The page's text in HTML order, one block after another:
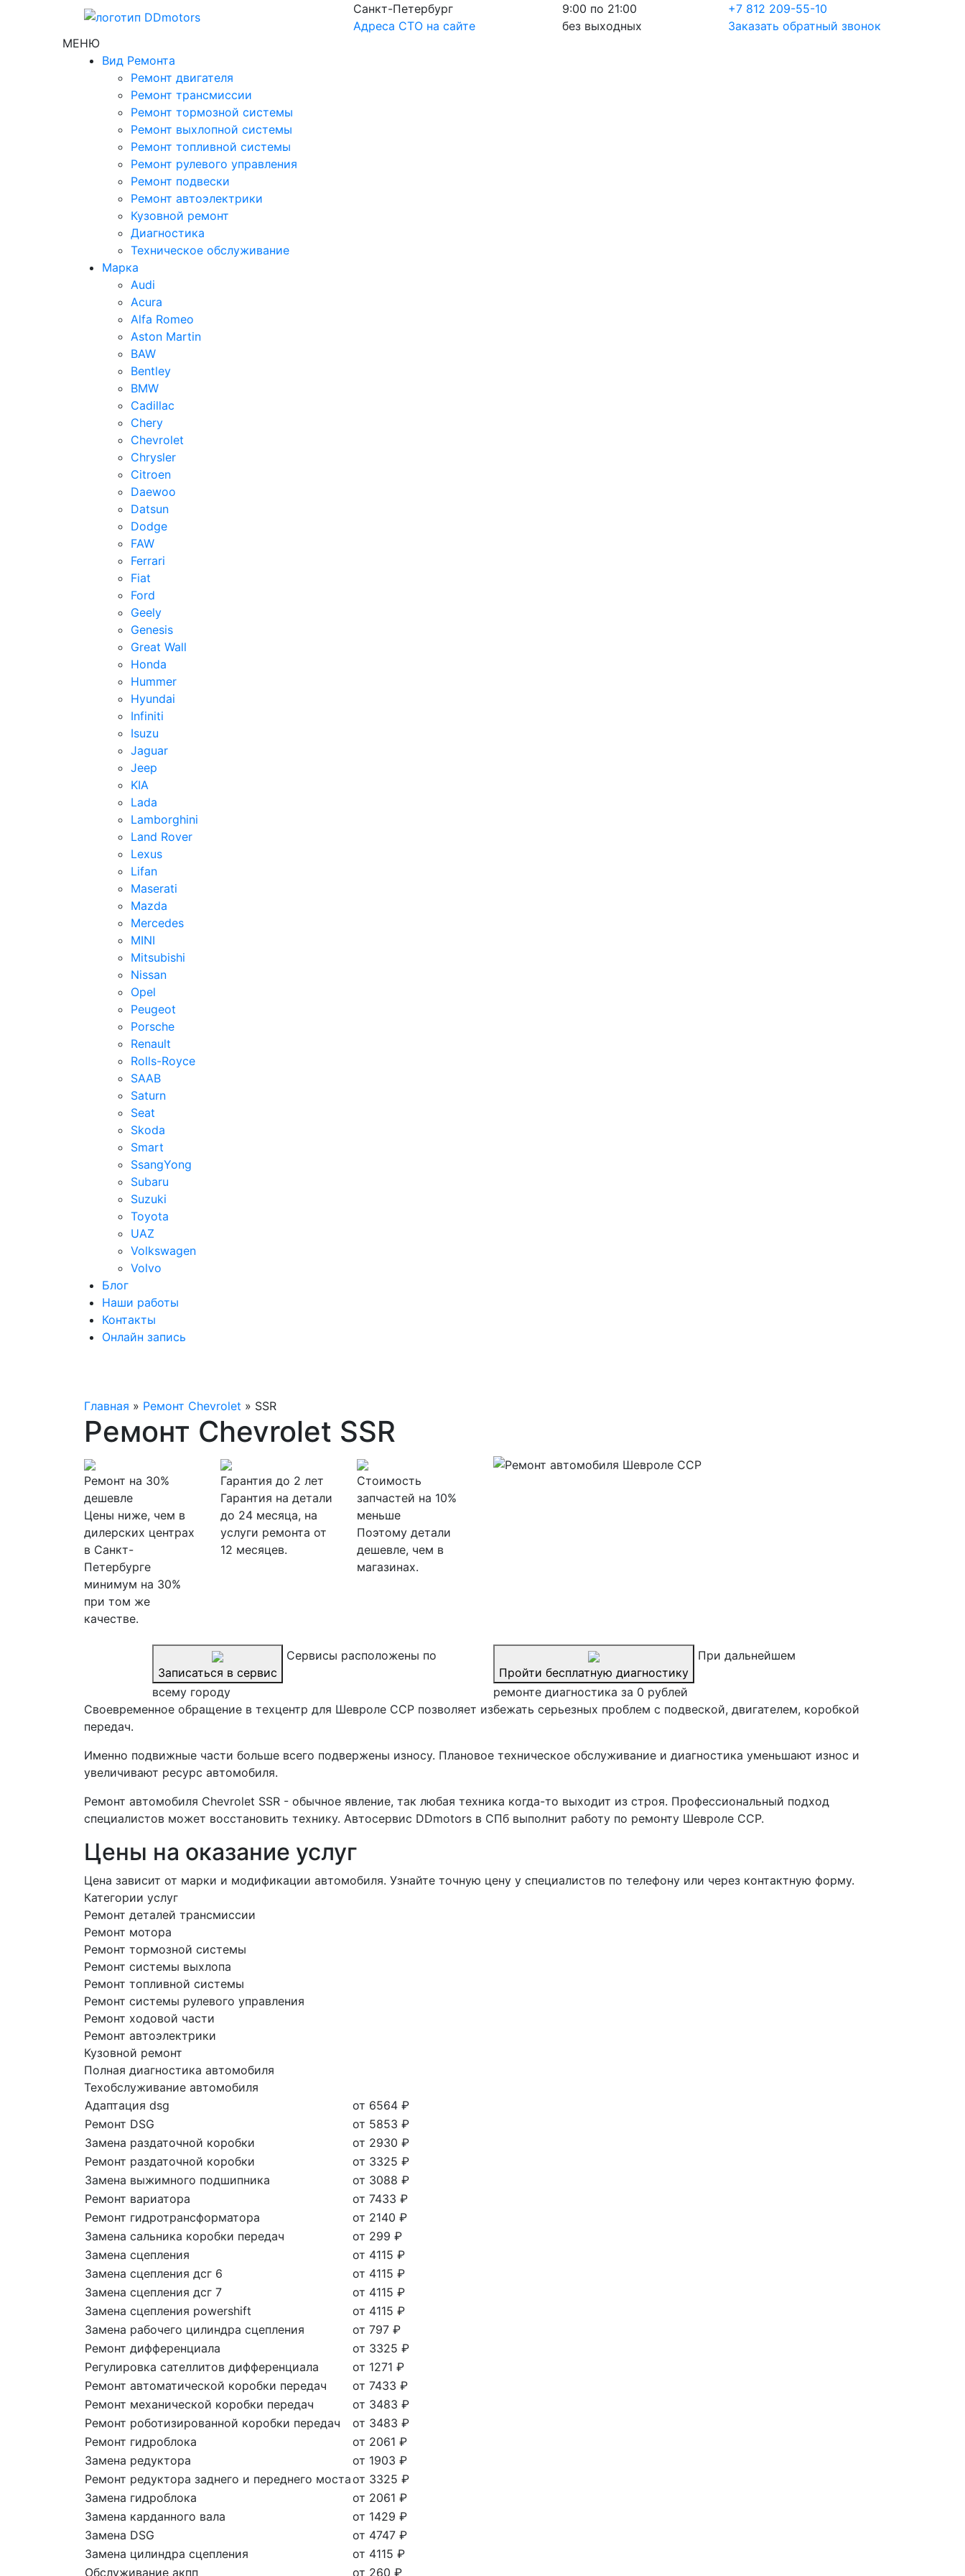
Санкт-Петербург
Адреса СТО на сайте
9:00 по 21:00
без выходных
+7 812 209-55-10
Заказать обратный звонок
МЕНЮ
Вид Ремонта
Ремонт двигателя
Ремонт трансмиссии
Ремонт тормозной системы
Ремонт выхлопной системы
Ремонт топливной системы
Ремонт рулевого управления
Ремонт подвески
Ремонт автоэлектрики
Кузовной ремонт
Диагностика
Техническое обслуживание
Марка
Audi
Acura
Alfa Romeo
Aston Martin
BAW
Bentley
BMW
Cadillac
Chery
Chevrolet
Chrysler
Citroen
Daewoo
Datsun
Dodge
FAW
Ferrari
Fiat
Ford
Geely
Genesis
Great Wall
Honda
Hummer
Hyundai
Infiniti
Isuzu
Jaguar
Jeep
KIA
Lada
Lamborghini
Land Rover
Lexus
Lifan
Maserati
Mazda
Mercedes
MINI
Mitsubishi
Nissan
Opel
Peugeot
Porsche
Renault
Rolls-Royce
SAAB
Saturn
Seat
Skoda
Smart
SsangYong
Subaru
Suzuki
Toyota
UAZ
Volkswagen
Volvo
Блог
Наши работы
Контакты
Онлайн запись
Главная » Ремонт Chevrolet » SSR
Ремонт Chevrolet SSR
Ремонт на 30%
дешевле
Цены ниже, чем в
дилерских центрах
в Санкт-
Петербурге
минимум на 30%
при том же
качестве.
Гарантия до 2 лет
Гарантия на детали
до 24 месяца, на
услуги ремонта от
12 месяцев.
Стоимость
запчастей на 10%
меньше
Поэтому детали
дешевле, чем в
магазинах.
Записаться в сервис
Сервисы расположены по
всему городу
Пройти бесплатную диагностику
При дальнейшем
ремонте диагностика за 0 рублей
Своевременное обращение в техцентр для Шевроле ССР позволяет избежать серьезных проблем с подвеской, двигателем, коробкой
передач.
Именно подвижные части больше всего подвержены износу. Плановое техническое обслуживание и диагностика уменьшают износ и
увеличивают ресурс автомобиля.
Ремонт автомобиля Chevrolet SSR - обычное явление, так любая техника когда-то выходит из строя. Профессиональный подход
специалистов может восстановить технику. Автосервис DDmotors в СПб выполнит работу по ремонту Шевроле ССР.
Цены на оказание услуг
Цена зависит от марки и модификации автомобиля. Узнайте точную цену у специалистов по телефону или через контактную форму.
Категории услуг
Ремонт деталей трансмиссии
Ремонт мотора
Ремонт тормозной системы
Ремонт системы выхлопа
Ремонт топливной системы
Ремонт системы рулевого управления
Ремонт ходовой части
Ремонт автоэлектрики
Кузовной ремонт
Полная диагностика автомобиля
Техобслуживание автомобиля
Адаптация dsg
от 6564 ₽
Ремонт DSG
от 5853 ₽
Замена раздаточной коробки
от 2930 ₽
Ремонт раздаточной коробки
от 3325 ₽
Замена выжимного подшипника
от 3088 ₽
Ремонт вариатора
от 7433 ₽
Ремонт гидротрансформатора
от 2140 ₽
Замена сальника коробки передач
от 299 ₽
Замена сцепления
от 4115 ₽
Замена сцепления дсг 6
от 4115 ₽
Замена сцепления дсг 7
от 4115 ₽
Замена сцепления powershift
от 4115 ₽
Замена рабочего цилиндра сцепления
от 797 ₽
Ремонт дифференциала
от 3325 ₽
Регулировка сателлитов дифференциала
от 1271 ₽
Ремонт автоматической коробки передач
от 7433 ₽
Ремонт механической коробки передач
от 3483 ₽
Ремонт роботизированной коробки передач
от 3483 ₽
Ремонт гидроблока
от 2061 ₽
Замена редуктора
от 1903 ₽
Ремонт редуктора заднего и переднего мостаот 3325 ₽
Замена гидроблока
от 2061 ₽
Замена карданного вала
от 1429 ₽
Замена DSG
от 4747 ₽
Замена цилиндра сцепления
от 4115 ₽
Обслуживание акпп
от 260 ₽